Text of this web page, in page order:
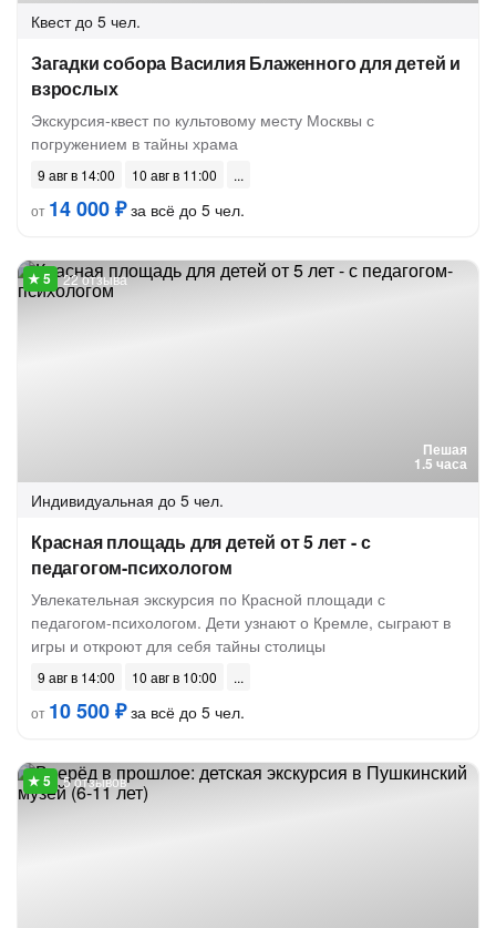
Квест до 5 чел.
Загадки собора Василия Блаженного для детей и
взрослых
Экскурсия-квест по культовому месту Москвы с
погружением в тайны храма
9 авг в 14:00
10 авг в 11:00
от 14 000 ₽за всё до 5 чел.
Пешая
1.5 часа
22 отзыва
Индивидуальная до 5 чел.
Красная площадь для детей от 5 лет - с
педагогом-психологом
Увлекательная экскурсия по Красной площади с
педагогом-психологом. Дети узнают о Кремле, сыграют в
игры и откроют для себя тайны столицы
9 авг в 14:00
10 авг в 10:00
от 10 500 ₽за всё до 5 чел.
5 отзывов